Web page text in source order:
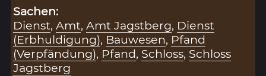
Sachen:
Dienst,Amt,Amt Jagstberg, Dienst
(Erbhuldigung), Bauwesen, Pfand
(Verpfändung), Pfand, Schloss, Schloss
Jagstberg